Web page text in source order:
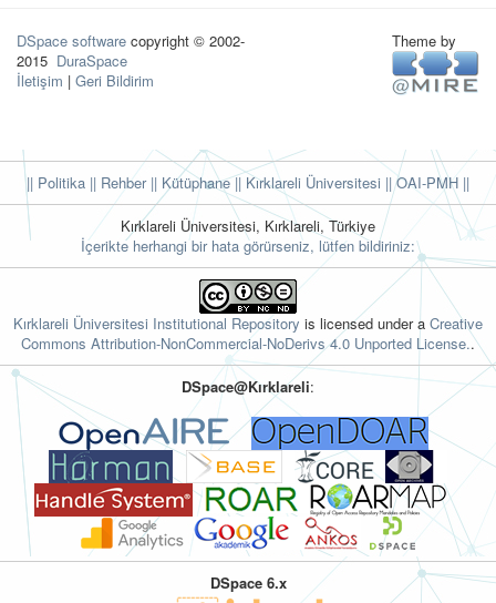
DSpace software copyright © 2002-
2015 DuraSpace
İletişim | Geri Bildirim
Theme by
|| Politika || Rehber|| Kütüphane|| Kırklareli Üniversitesi ||OAI-PMH ||
Kırklareli Üniversitesi, Kırklareli, Türkiye
İçerikte herhangi bir hata görürseniz, lütfen bildiriniz:
Kırklareli Üniversitesi Institutional Repository is licensed under a Creative
Commons Attribution-NonCommercial-NoDerivs 4.0 Unported License..
DSpace@Kırklareli:
DSpace 6.x